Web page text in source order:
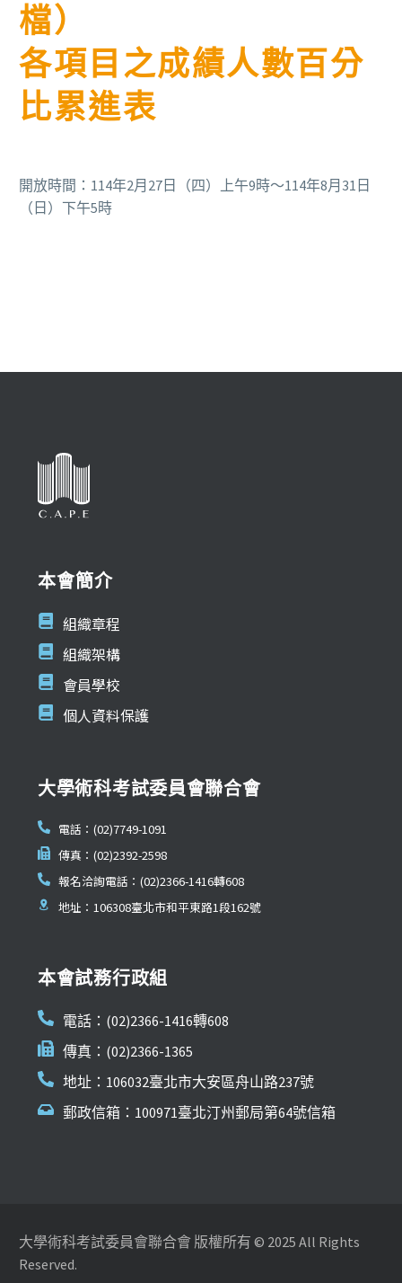
檔）
各項目之成績人數百分
比累進表
開放時間：114年2月27日（四）上午9時～114年8月31日
（日）下午5時
本會簡介
組織章程
組織架構
會員學校
個人資料保護
大學術科考試委員會聯合會
電話：(02)7749-1091
傳真：(02)2392-2598
報名洽詢電話：(02)2366-1416轉608
地址：106308臺北市和平東路1段162號
本會試務行政組
電話：(02)2366-1416轉608
傳真：(02)2366-1365
地址：106032臺北市大安區舟山路237號
郵政信箱：100971臺北汀州郵局第64號信箱
大學術科考試委員會聯合會 版權所有 © 2025 All Rights
Reserved.